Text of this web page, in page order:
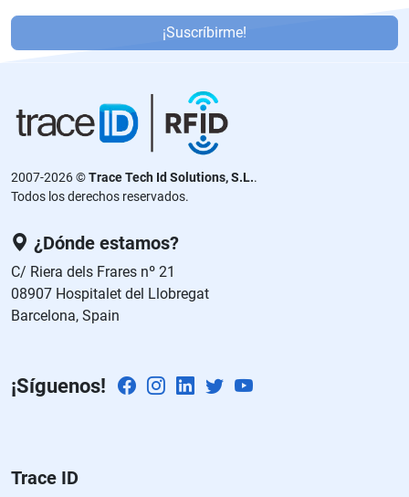
f
or
ej
e
st
e
c
a
o
o.
¡Suscríbirme!
2007-2026 ©Trace Tech Id Solutions, S.L..
Todos los derechos reservados.
¿Dónde estamos?
C/ Riera dels Frares nº 21
08907 Hospitalet del Llobregat
Barcelona, Spain
¡Síguenos!
Trace ID